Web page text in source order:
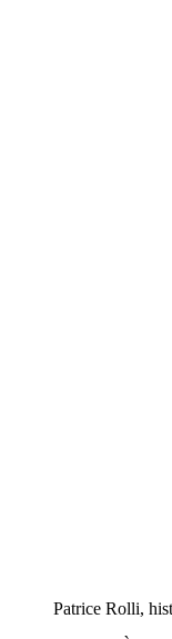
Patrice Rolli,